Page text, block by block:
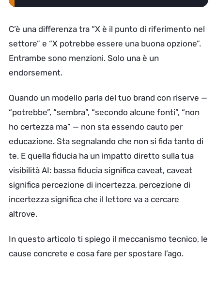
C’è una differenza tra “X è il punto di riferimento nel
settore” e “X potrebbe essere una buona opzione”.
Entrambe sono menzioni. Solo una è un
endorsement.
Quando un modello parla del tuo brand con riserve —
“potrebbe”, “sembra”, “secondo alcune fonti”, “non
ho certezza ma” — non sta essendo cauto per
educazione. Sta segnalando che non si fida tanto di
te. E quella fiducia ha un impatto diretto sulla tua
visibilità AI: bassa fiducia significa caveat, caveat
significa percezione di incertezza, percezione di
incertezza significa che il lettore va a cercare
altrove.
In questo articolo ti spiego il meccanismo tecnico, le
cause concrete e cosa fare per spostare l’ago.